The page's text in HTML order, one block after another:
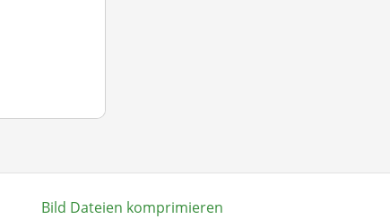
Bild Dateien komprimieren